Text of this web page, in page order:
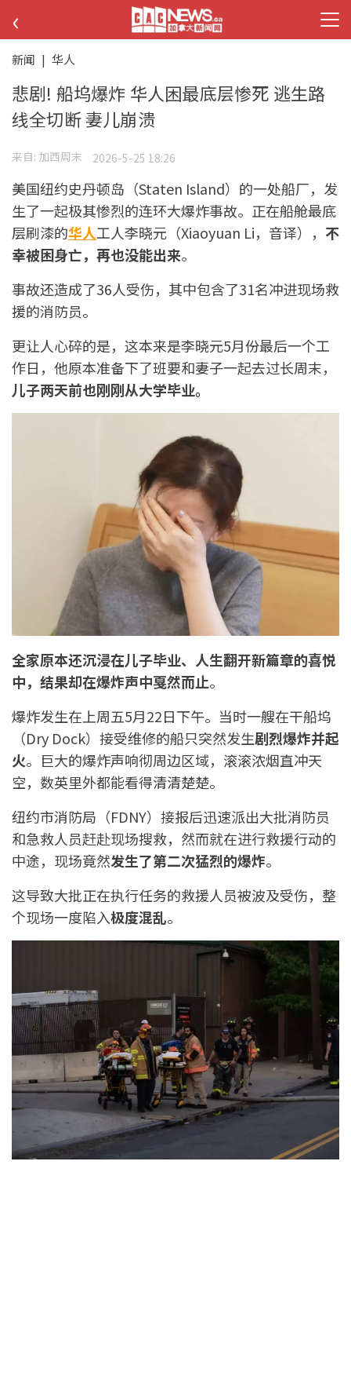
‹
新闻 | 华人
悲剧! 船坞爆炸 华人困最底层惨死 逃生路
线全切断 妻儿崩溃
来自: 加西周末 2026-5-25 18:26
美国纽约史丹顿岛（Staten Island）的一处船厂，发
生了一起极其惨烈的连环大爆炸事故。正在船舱最底
层刷漆的华人工人李晓元（Xiaoyuan Li，音译）， 不
幸被困身亡，再也没能出来。
事故还造成了36人受伤，其中包含了31名冲进现场救
援的消防员。
更让人心碎的是，这本来是李晓元5月份最后一个工
作日，他原本准备下了班要和妻子一起去过长周末，
儿子两天前也刚刚从大学毕业。
全家原本还沉浸在儿子毕业、人生翻开新篇章的喜悦
中， 结果却在爆炸声中戛然而止。
爆炸发生在上周五5月22日下午。当时一艘在干船坞
（Dry Dock）接受维修的船只突然发生剧烈爆炸并起
火。巨大的爆炸声响彻周边区域，滚滚浓烟直冲天
空，数英里外都能看得清清楚楚。
纽约市消防局（FDNY）接报后迅速派出大批消防员
和急救人员赶赴现场搜救，然而就在进行救援行动的
中途，现场竟然发生了第二次猛烈的爆炸。
这导致大批正在执行任务的救援人员被波及受伤，整
个现场一度陷入极度混乱。